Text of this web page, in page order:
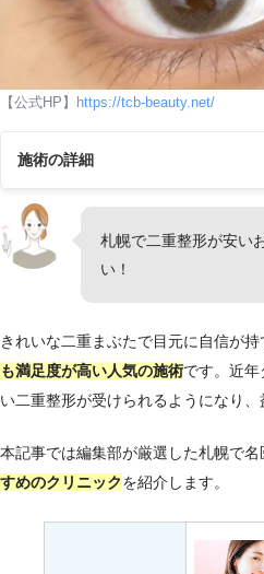
【公式HP】 https://tcb-beauty.net/
施術の詳細
の
結
る
腫
施術の価格
札幌で二重整形が安い
い！
きれいな二重まぶたで目元に自信が持
も満足度が高い人気の施術です。近年
い二重整形が受けられるようになり、
本記事では編集部が厳選した札幌で名
すめのクリニックを紹介します。